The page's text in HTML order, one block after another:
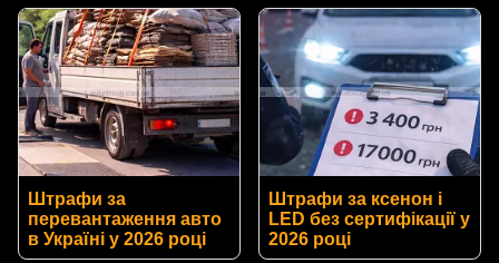
Штрафи за
перевантаження авто
в Україні у 2026 році
Штрафи за ксенон і
LED без сертифікації у
2026 році